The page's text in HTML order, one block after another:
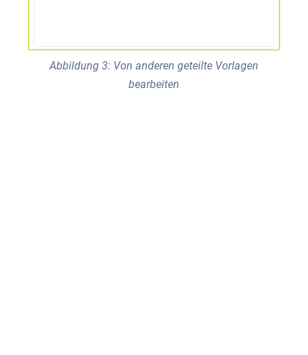
Abbildung 3: Von anderen geteilte Vorlagen
bearbeiten